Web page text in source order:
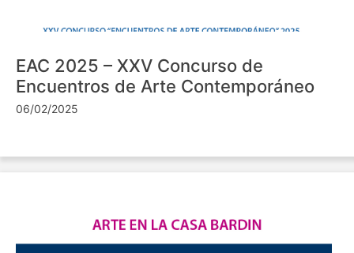
EAC 2025 – XXV Concurso de
Encuentros de Arte Contemporáneo
06/02/2025